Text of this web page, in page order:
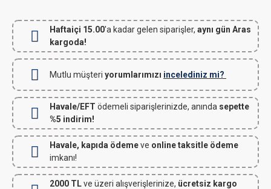
Haftaiçi 15.00'a kadar gelen siparişler, aynı gün Aras
kargoda!
Mutlu müşteri yorumlarımızı incelediniz mi?
Havale/EFT ödemeli siparişlerinizde, anında sepette
%5 indirim!
Havale, kapıda ödemeve online taksitle ödeme
imkanı!
2000 TLve üzeri alışverişlerinize, ücretsiz kargo